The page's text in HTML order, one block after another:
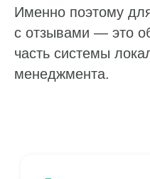
Именно поэтому
с отзывами — это
часть системы
менеджмента.